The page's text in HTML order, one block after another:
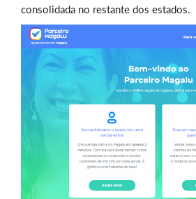
consolidada no restante dos estados.